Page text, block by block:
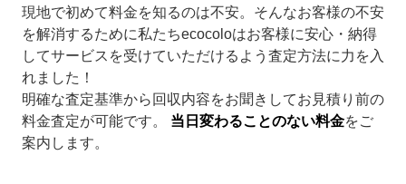
現地で初めて料金を知るのは不安。そんなお客様の不安
を解消するために私たちecocoloはお客様に安心・納得
してサービスを受けていただけるよう査定方法に力を入
れました！
明確な査定基準から回収内容をお聞きしてお見積り前の
料金査定が可能です。 当日変わることのない料金をご
案内します。